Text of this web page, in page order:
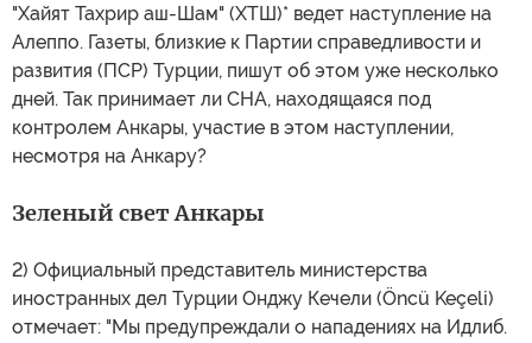
"Хайят Тахрир аш-Шам" (ХТШ)* ведет наступление на
Алеппо. Газеты, близкие к Партии справедливости и
развития (ПСР) Турции, пишут об этом уже несколько
дней. Так принимает ли СНА, находящаяся под
контролем Анкары, участие в этом наступлении,
несмотря на Анкару?
Зеленый свет Анкары
2) Официальный представитель министерства
иностранных дел Турции Онджу Кечели (Öncü Keçeli)
отмечает: "Мы предупреждали о нападениях на Идлиб.